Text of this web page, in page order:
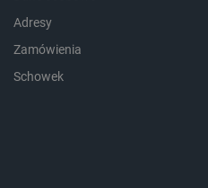
Adresy
Zamówienia
Schowek